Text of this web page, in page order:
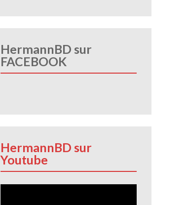
HermannBD sur
FACEBOOK
HermannBD sur
Youtube